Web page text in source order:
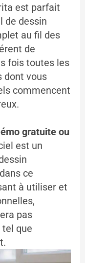
est parfait
de dessin
au fil des
de
fois toutes les
dont vous
commencent
gratuite ou
est un
ce
à utiliser et
pas
que